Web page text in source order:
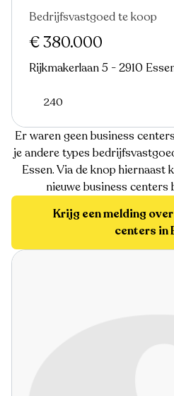
Bedrijfsvastgoed te koop
€ 380.000
Rijkmakerlaan 5 - 2910
240
Er waren geen business
je andere types
Essen. Via de knop hiernaast
nieuwe business centers
Krijg een melding
centers in